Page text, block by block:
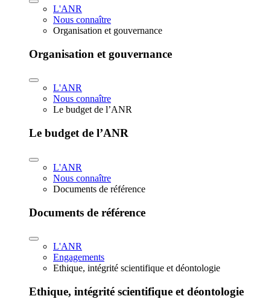
L'ANR
Nous connaître
Organisation et gouvernance
Organisation et gouvernance
L'ANR
Nous connaître
Le budget de l’ANR
Le budget de l’ANR
L'ANR
Nous connaître
Documents de référence
Documents de référence
L'ANR
Engagements
Ethique, intégrité scientifique et déontologie
Ethique, intégrité scientifique et déontologie